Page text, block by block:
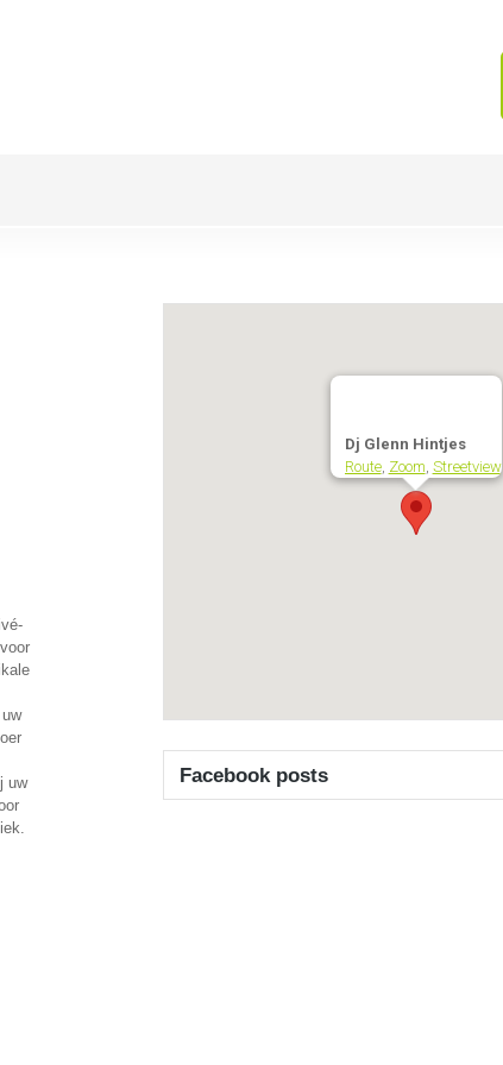
uw
Dj Glenn Hintjes
Route, Zoom Streetview
Facebook posts